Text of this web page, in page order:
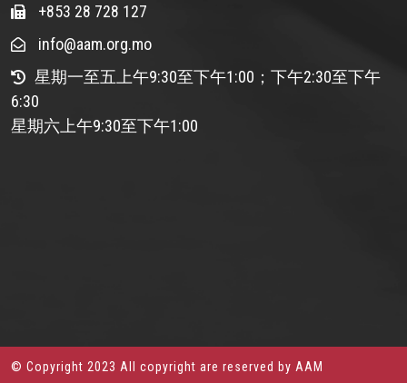
+853 28 728 127
info@aam.org.mo
星期一至五上午9:30至下午1:00；下午2:30至下午
6:30
星期六上午9:30至下午1:00
© Copyright 2023 All copyright are reserved by AAM